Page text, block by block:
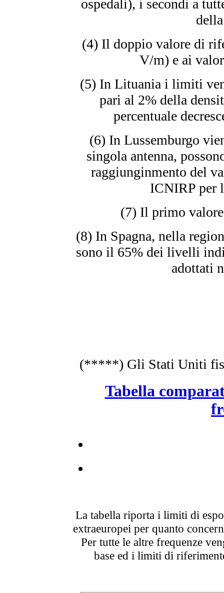
ospedali), i secondi a
(4) Il doppio valore di
V/m) e ai
(5) In Lituania i limiti
pari al 2% della
percentuale
(6) In Lussemburgo
singola antenna,
raggiunginmento del
ICNIRP per
(7) Il primo
(8) In Spagna, nella
sono il 65% dei livelli
adottati
(*****) Gli Stati Uniti
Tabella
La tabella riporta i limiti di
extraeuropei per quanto
Per tutte le altre frequenze
base ed i limiti di